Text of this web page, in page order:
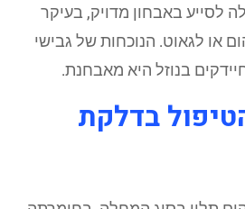
לסייע באבחון מדויק, בעיקר
או לגאוט. הנוכחות של גבישי
בנוזל היא מאבחנת.
בדלקת